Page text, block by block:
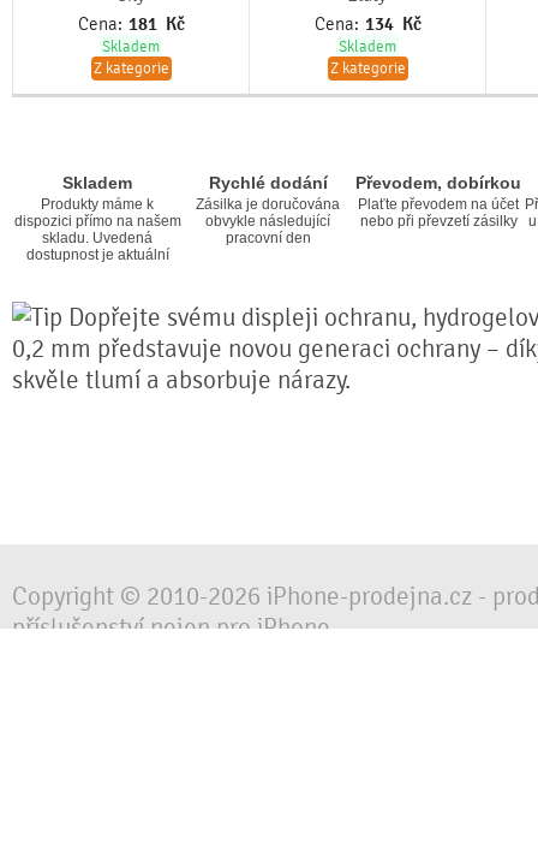
Cena: 181 Kč
Skladem
Z kategorie
Cena: 134 Kč
Skladem
Z kategorie
Skladem
Produkty máme k
dispozici přímo na našem
skladu. Uvedená
dostupnost je aktuální
Rychlé dodání
Zásilka je doručována
obvykle následující
pracovní den
Převodem, dobírkou
Plaťte převodem na účet
nebo při převzetí zásilky
Dopřejte svému displeji ochranu,
0,2 mm představuje novou generaci ochrany –
skvěle tlumí a absorbuje nárazy.
Copyright © 2010-2026 iPhone-prodejna.cz -
příslušenství nejen pro iPhone